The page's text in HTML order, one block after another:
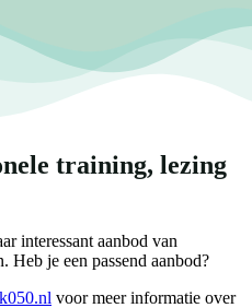
training, lezing
interessant aanbod van
je een passend aanbod?
voor meer informatie over